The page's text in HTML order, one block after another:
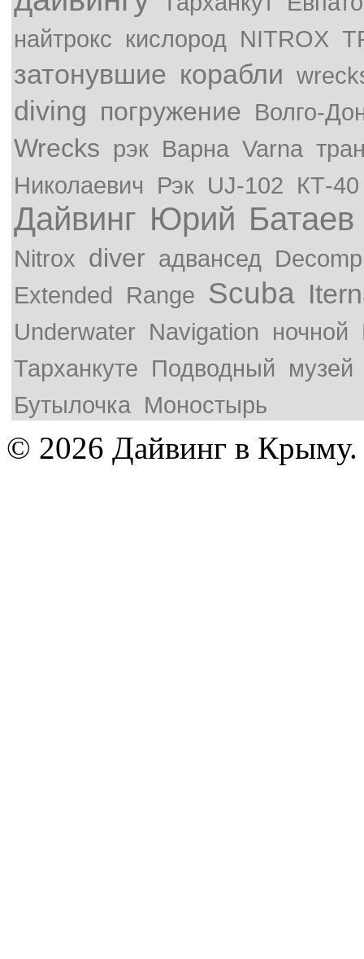
найтрокс кислород NITROX
затонувшие корабли
diving погружение Волго-
Wrecks рэк Варна Varna
Николаевич
Рэк UJ-102 КТ-40
Дайвинг Юрий Батаев
Nitrox diver адвансед
Extended
Range Scuba
Underwater Navigation ночной
Тарханкуте Подводный
музей
Бутылочка Моностырь
© 2026 Дайвинг в